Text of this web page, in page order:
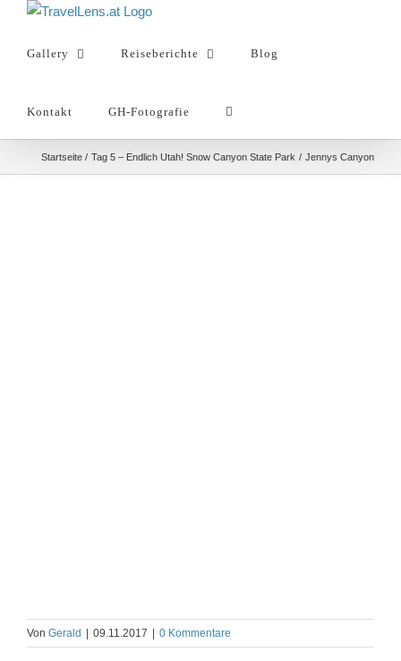
springenGallery Reiseberichte Blog
Kontakt GH-Fotografie
Startseite Tag 5 – Endlich Utah! Snow Canyon State Park Jennys Canyon
Von Gerald 09.11.2017 0 Kommentare